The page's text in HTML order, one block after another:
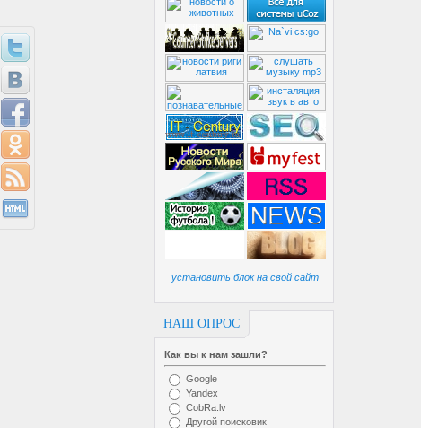
установить блок на свой сайт
НАШ ОПРОС
Как вы к нам зашли?
Google
Yandex
CobRa.lv
Другой поисковик